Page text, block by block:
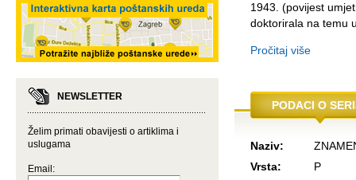
NEWSLETTER
Želim primati obavijesti o artiklima i
uslugama
Email:
1943. (povijest
doktorirala na temu
Pročitaj više
PODACI O
Naziv:
Vrsta:
P